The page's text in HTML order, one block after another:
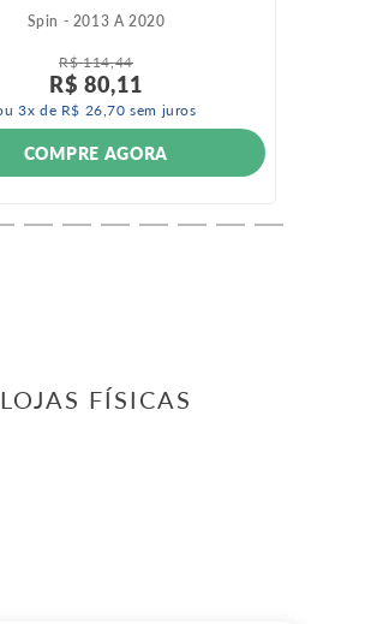
Spin - 2013 A 2020
R$ 114,44
R$ 80,11
3x de R$ 26,70 sem juros
COMPRE AGORA
LOJAS FÍSICAS